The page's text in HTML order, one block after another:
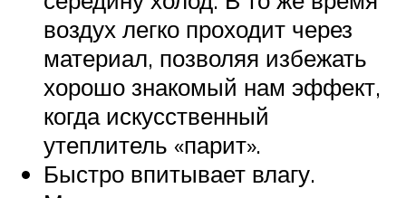
воздух легко проходит через
материал, позволяя избежать
хорошо знакомый нам эффект,
когда искусственный
утеплитель «парит».
Быстро впитывает влагу.